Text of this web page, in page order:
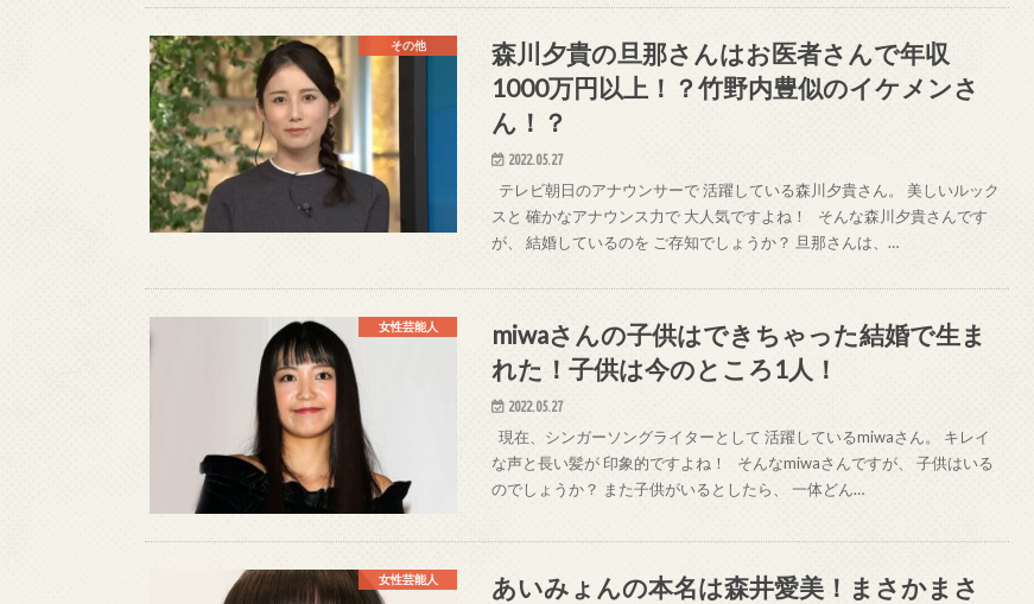
その他
森川夕貴の旦那さんはお医者さんで年収
1000万円以上！？竹野内豊似のイケメンさ
ん！？
2022.05.27
テレビ朝日のアナウンサーで 活躍している森川夕貴さん。 美しいルック
スと 確かなアナウンス力で 大人気ですよね！ そんな森川夕貴さんです
が、 結婚しているのを ご存知でしょうか？ 旦那さんは、…
女性芸能人
miwaさんの子供はできちゃった結婚で生ま
れた！子供は今のところ1人！
2022.05.27
現在、シンガーソングライターとして 活躍しているmiwaさん。 キレイ
な声と長い髪が 印象的ですよね！ そんなmiwaさんですが、 子供はいる
のでしょうか？ また子供がいるとしたら、 一体どん…
女性芸能人
あいみょんの本名は森井愛美！まさかまさ